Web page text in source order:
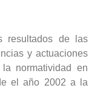
resultados de las
y actuaciones
normatividad en
el año 2002 a la